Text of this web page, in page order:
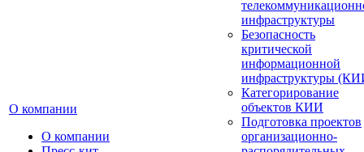
О компании
О компании
инфраструктуры
Безопасность
критической
информационной
инфраструктуры
Категорирование
объектов КИИ
Подготовка проектов
организационно-